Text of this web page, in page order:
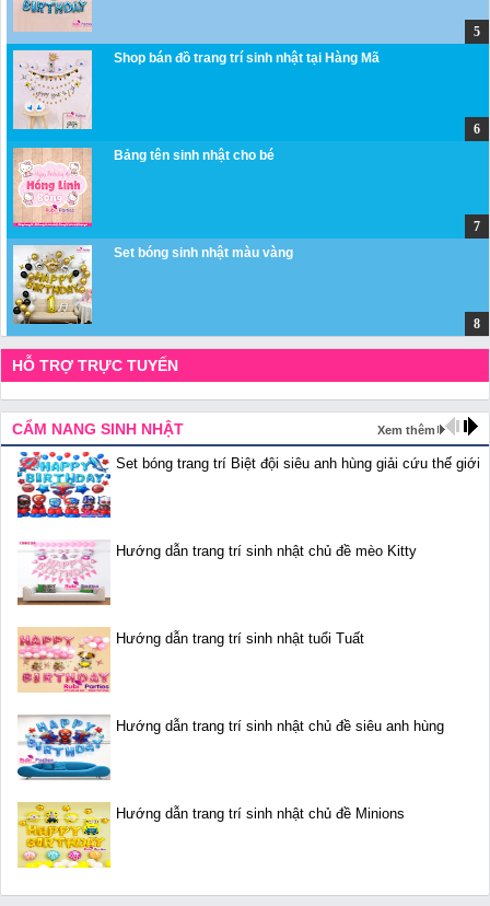
Shop bán đồ trang trí sinh nhật tại Hàng Mã
Bảng tên sinh nhật cho bé
Set bóng sinh nhật màu vàng
HỖ TRỢ TRỰC TUYẾN
CẨM NANG SINH NHẬT Xem thêm
Set bóng trang trí Biệt đội siêu anh hùng giải cứu thế giới
Hướng dẫn trang trí sinh nhật chủ đề mèo Kitty
Hướng dẫn trang trí sinh nhật tuổi Tuất
Hướng dẫn trang trí sinh nhật chủ đề siêu anh hùng
Hướng dẫn trang trí sinh nhật chủ đề Minions